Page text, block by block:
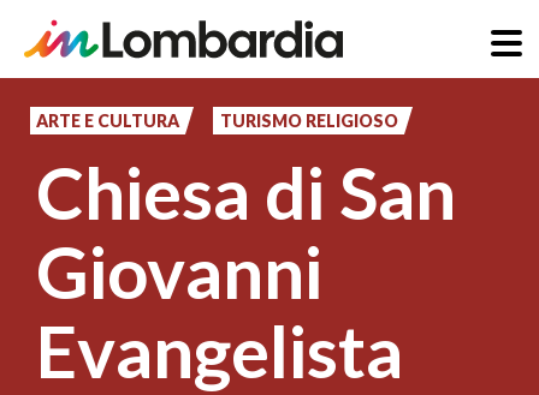
principale
ARTE E CULTURA TURISMO RELIGIOSO
Chiesa di San
Giovanni
Evangelista